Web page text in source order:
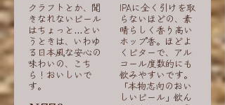
クラフトとか、聞
きなれないビール
はちょっと…とい
うときは、いわゆ
る日本風な安心の
味わいの、こち
ら！おいしいで
す。
IPAに全く引けを取
らないほどの、素
晴らしく香り高い
ホップ香。ほどよ
くビターで、アル
コール度数的にも
飲みやすいです。
「本物志向のおい
しいビール」飲ん